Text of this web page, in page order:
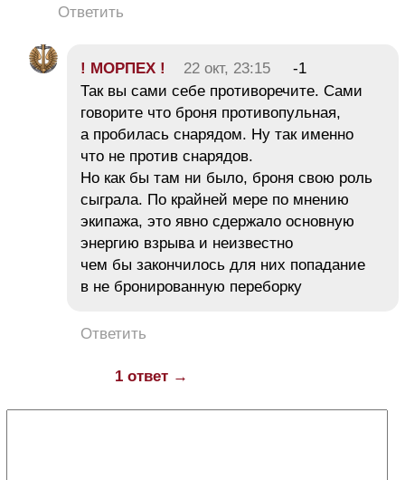
Ответить
! МОРПЕХ ! 22 окт, 23:15
-1
Так вы сами себе противоречите. Сами
говорите что броня противопульная,
а пробилась снарядом. Ну так именно
что не против снарядов.
Но как бы там ни было, броня свою роль
сыграла. По крайней мере по мнению
экипажа, это явно сдержало основную
энергию взрыва и неизвестно
чем бы закончилось для них попадание
в не бронированную переборку
Ответить
1 ответ →